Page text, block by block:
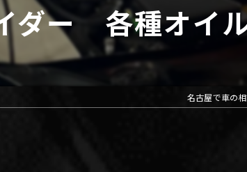
ダー 各種オイ
名古屋で車の相